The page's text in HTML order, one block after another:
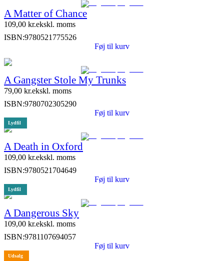
A Matter of Chance
109,00 kr.ekskl. moms
ISBN:9780521775526
Føj til kurv
A Gangster Stole My Trunks
79,00 kr.ekskl. moms
ISBN:9780702305290
Føj til kurv
Lydfil
A Death in Oxford
109,00 kr.ekskl. moms
ISBN:9780521704649
Føj til kurv
Lydfil
A Dangerous Sky
109,00 kr.ekskl. moms
ISBN:9781107694057
Føj til kurv
Udsalg